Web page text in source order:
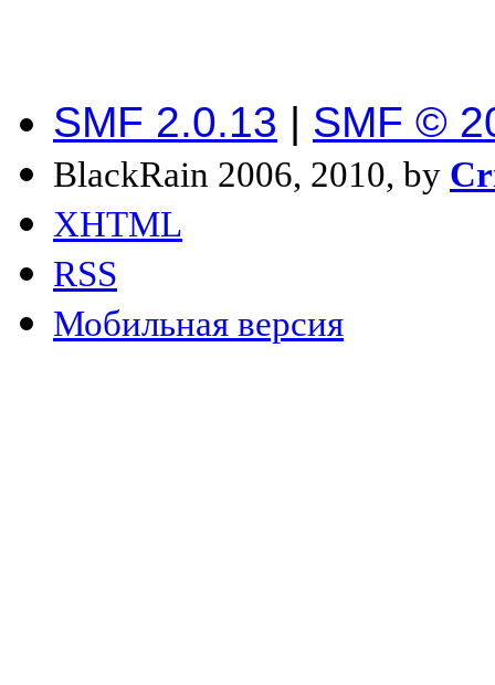
SMF 2.0.13 | SMF ©
BlackRain 2006, 2010, by
XHTML
RSS
Мобильная версия